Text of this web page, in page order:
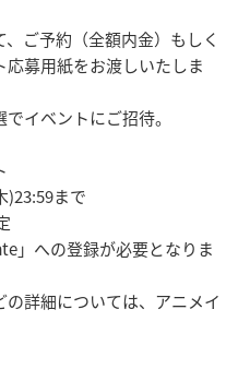
ご予約（全額内金）もしく
募用紙をお渡しいたしま
イベントにご招待。
)23:59まで
」への登録が必要となりま
詳細については、アニメイ